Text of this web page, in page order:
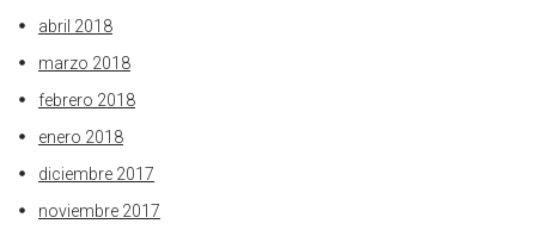
abril 2018
marzo 2018
febrero 2018
enero 2018
diciembre 2017
noviembre 2017